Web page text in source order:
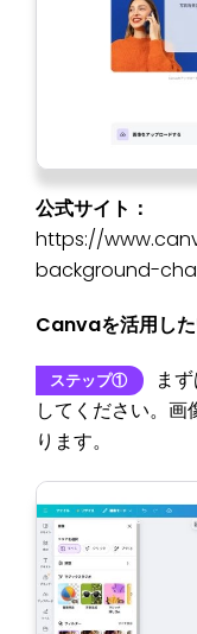
公式サイト：
https://
background-
Canvaを活用した
ステップ①
ま
してください。
ります。